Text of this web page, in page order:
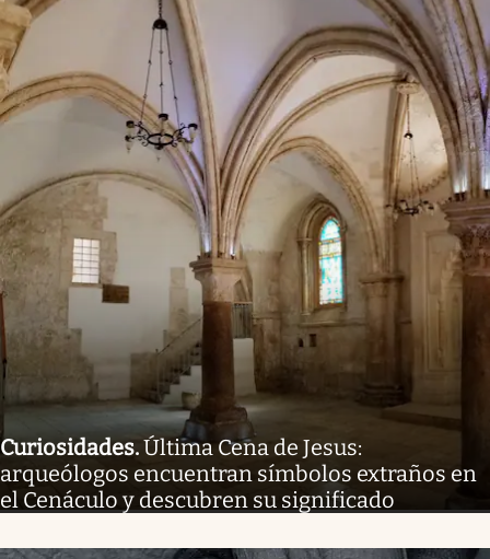
Curiosidades.Última Cena de Jesus:
arqueólogos encuentran símbolos extraños en
el Cenáculo y descubren su significado